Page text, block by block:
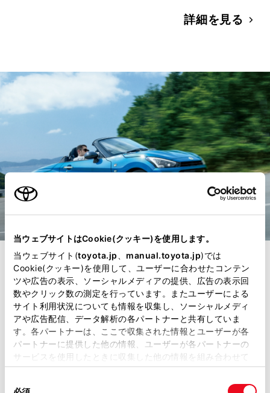
当ウェブサイトはCookie(クッキー)を使用します。
当ウェブサイト(toyota.jp manual.toyota.jp)では
Cookie(クッキー)を使用して、ユーザーに合わせたコンテン
ツや広告の表示、ソーシャルメディアの提供、広告の表示回
数やクリック数の測定を行っています。またユーザーによる
サイト利用状況についても情報を収集し、ソーシャルメディ
アや広告配信、データ解析の各パートナーと共有していま
す。各パートナーは、ここで収集された情報とユーザーが各
パートナーに提供した他の情報、ユーザーが各パートナーの
サービスを使用したときに収集した他の情報を組み合わせて
使用することがあります。当ウェブサイトの使用を続行する
詳細を見る
走行性能
しなやかで、歓びに
満ちた乗り味。
しなやかに走るCOPENに乗れば、都
市でも、郊外でも、ハイウェイで